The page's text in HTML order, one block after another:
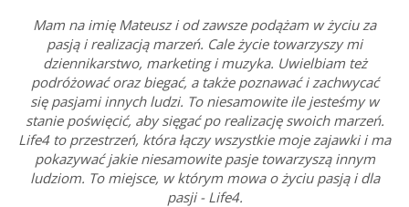
Mam na imię Mateusz i od zawsze podążam w życiu za
pasją i realizacją marzeń. Cale życie towarzyszy mi
dziennikarstwo, marketing i muzyka. Uwielbiam też
podróżować oraz biegać, a także poznawać i zachwycać
się pasjami innych ludzi. To niesamowite ile jesteśmy w
stanie poświęcić, aby sięgać po realizację swoich marzeń.
Life4 to przestrzeń, która łączy wszystkie moje zajawki i ma
pokazywać jakie niesamowite pasje towarzyszą innym
ludziom. To miejsce, w którym mowa o życiu pasją i dla
pasji - Life4.